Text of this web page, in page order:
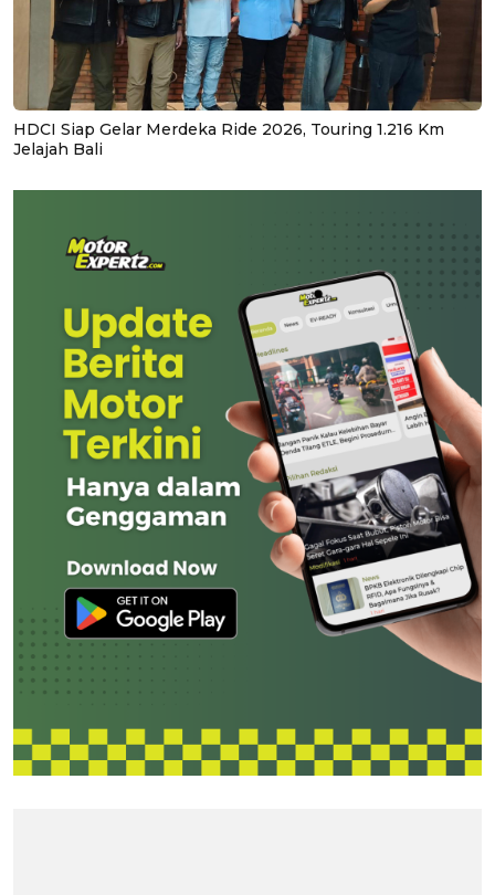
HDCI Siap Gelar Merdeka Ride 2026, Touring 1.216 Km
Jelajah Bali